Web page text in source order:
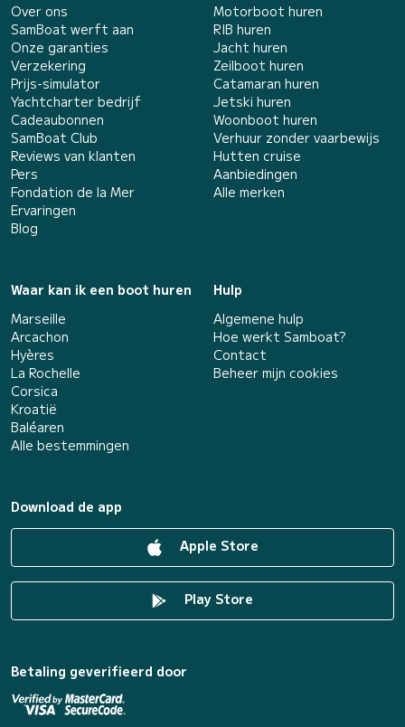
Over ons
SamBoat werft aan
Onze garanties
Verzekering
Prijs-simulator
Yachtcharter bedrijf
Cadeaubonnen
SamBoat Club
Reviews van klanten
Pers
Fondation de la Mer
Ervaringen
Blog
Motorboot huren
RIB huren
Jacht huren
Zeilboot huren
Catamaran huren
Jetski huren
Woonboot huren
Verhuur zonder vaarbewijs
Hutten cruise
Aanbiedingen
Alle merken
Waar kan ik een boot huren
Marseille
Arcachon
Hyères
La Rochelle
Corsica
Kroatië
Baléaren
Alle bestemmingen
Hulp
Algemene hulp
Hoe werkt Samboat?
Contact
Beheer mijn cookies
Download de app
Apple Store
Play Store
Betaling geverifieerd door